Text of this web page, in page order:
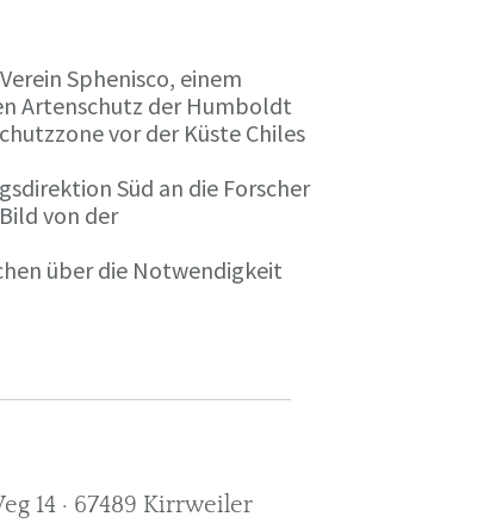
Sphenisco, einem
Artenschutz der Humboldt
vor der Küste Chiles
Süd an die Forscher
von der
über die Notwendigkeit
14 · 67489 Kirrweiler